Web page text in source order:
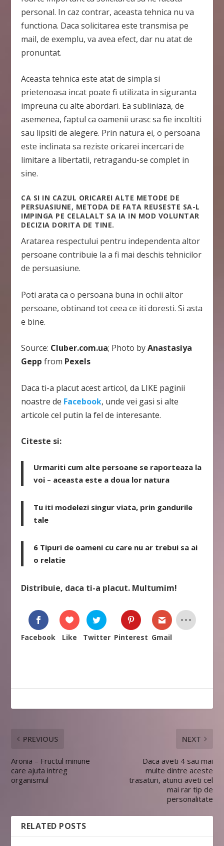
personal. In caz contrar, aceasta tehnica nu va
functiona. Daca solicitarea este transmisa pe
mail, de exemplu, va avea efect, dar nu atat de
pronuntat.
Aceasta tehnica este atat de simpla si
prietenoasa incat poate fi utilizata in siguranta
impreuna cu alte abordari. Ea subliniaza, de
asemenea, faptul ca oamenii urasc sa fie incoltiti
sau lipsiti de alegere. Prin natura ei, o persoana
este inclinata sa reziste oricarei incercari de
limitare a libertatii, retragandu-se complet in
sine.
CA SI IN CAZUL ORICAREI ALTE METODE DE
PERSUASIUNE, METODA DE FATA REUSESTE SA-L
IMPINGA PE CELALALT SA IA IN MOD VOLUNTAR
DECIZIA DORITA DE TINE.
Aratarea respectului pentru independenta altor
persoane contribuie la a fi mai deschis tehnicilor
de persuasiune.
Poti arata ca o persoana buna in ochii altor
persoane, obtinand tot ceea ce iti doresti. Si asta
e bine.
Source: Cluber.com.ua; Photo byAnastasiya
Gepp from Pexels
Daca ti-a placut acest articol, da LIKE paginii
noastre de Facebook, unde vei gasi si alte
articole cel putin la fel de interesante.
Citeste si:
Urmariti cum alte persoane se raporteaza la
voi – aceasta este a doua lor natura
Tu iti modelezi singur viata, prin gandurile
tale
6 Tipuri de oameni cu care nu ar trebui sa ai
o relatie
Distribuie, daca ti-a placut. Multumim!
Facebook Like Twitter Pinterest Gmail
PREVIOUS
Aronia – Fructul minune
care ajuta intreg
organismul
NEXT
Daca aveti 4 sau mai
multe dintre aceste
trasaturi, atunci aveti cel
mai rar tip de
personalitate
RELATED POSTS